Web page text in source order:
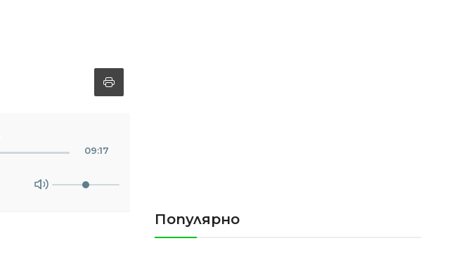
09:17
Популярно